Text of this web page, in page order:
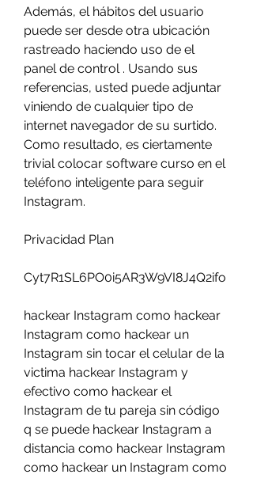
Además, el hábitos del usuario
puede ser desde otra ubicación
rastreado haciendo uso de el
panel de control . Usando sus
referencias, usted puede adjuntar
viniendo de cualquier tipo de
internet navegador de su surtido.
Como resultado, es ciertamente
trivial colocar software curso en el
teléfono inteligente para seguir
Instagram.
Privacidad Plan
Cyt7R1SL6PO0i5AR3W9VI8J4Q2ifo
hackear Instagram como hackear
Instagram como hackear un
Instagram sin tocar el celular de la
victima hackear Instagram y
efectivo como hackear el
Instagram de tu pareja sin código
q se puede hackear Instagram a
distancia como hackear Instagram
como hackear un Instagram como